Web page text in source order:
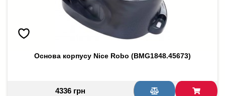
Основа корпусу Nice Robo (BMG1848.45673)
4336 грн